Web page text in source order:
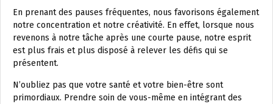
En prenant des pauses fréquentes, nous favorisons également
notre concentration et notre créativité. En effet, lorsque nous
revenons à notre tâche après une courte pause, notre esprit
est plus frais et plus disposé à relever les défis qui se
présentent.
N’oubliez pas que votre santé et votre bien-être sont
primordiaux. Prendre soin de vous-même en intégrant des